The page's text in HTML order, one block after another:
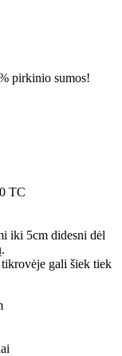
pirkinio sumos!
TC
iki 5cm didesni dėl
gali šiek tiek